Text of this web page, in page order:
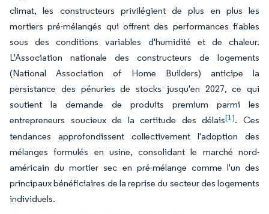
climat, les constructeurs privilégient de plus en plus les
mortiers pré-mélangés qui offrent des performances fiables
sous des conditions variables d'humidité et de chaleur.
L'Association nationale des constructeurs de logements
(National Association of Home Builders) anticipe la
persistance des pénuries de stocks jusqu'en 2027, ce qui
soutient la demande de produits premium parmi les
entrepreneurs soucieux de la certitude des délais[1]. Ces
tendances approfondissent collectivement l'adoption des
mélanges formulés en usine, consolidant le marché nord-
américain du mortier sec en pré-mélange comme l'un des
principaux bénéficiaires de la reprise du secteur des logements
individuels.